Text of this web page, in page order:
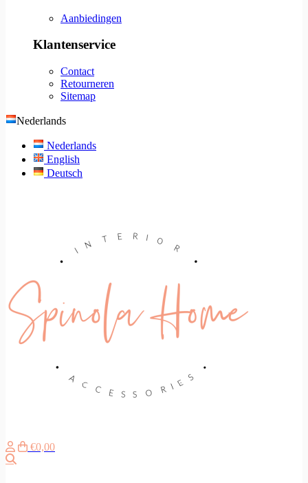
Aanbiedingen
Klantenservice
Contact
Retourneren
Sitemap
Nederlands
Nederlands
English
Deutsch
€0,00